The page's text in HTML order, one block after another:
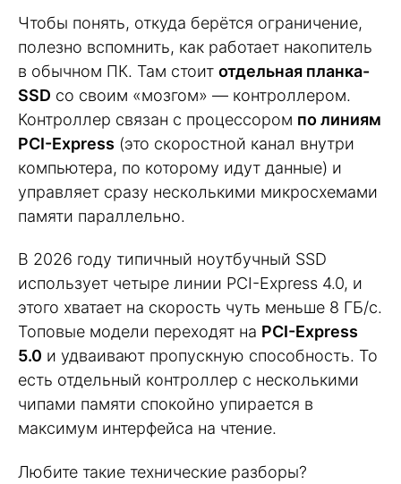
Чтобы понять, откуда берётся ограничение,
полезно вспомнить, как работает накопитель
в обычном ПК. Там стоит отдельная планка-
SSD со своим «мозгом» — контроллером.
Контроллер связан с процессором по линиям
PCI-Express (это скоростной канал внутри
компьютера, по которому идут данные) и
управляет сразу несколькими микросхемами
памяти параллельно.
В 2026 году типичный ноутбучный SSD
использует четыре линии PCI-Express 4.0, и
этого хватает на скорость чуть меньше 8 ГБ/с.
Топовые модели переходят на PCI-Express
5.0 и удваивают пропускную способность. То
есть отдельный контроллер с несколькими
чипами памяти спокойно упирается в
максимум интерфейса на чтение.
Любите такие технические разборы?